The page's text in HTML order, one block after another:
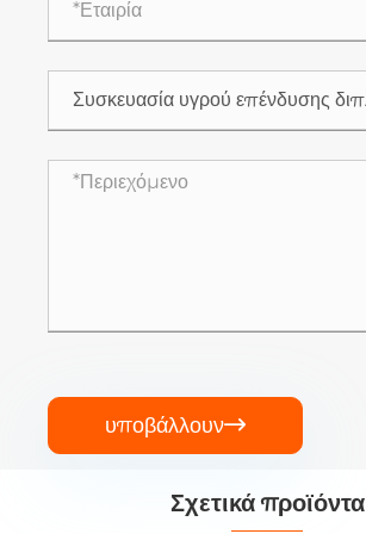
υποβάλλουν
Σχετικά προϊόντα